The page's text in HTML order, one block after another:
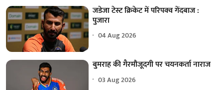
जडेजा टेस्ट क्रिकेट में परिपक्व गेंदबाज :
पुजारा
04 Aug 2026
बुमराह की गैरमौजूदगी पर चयनकर्ता नाराज
03 Aug 2026